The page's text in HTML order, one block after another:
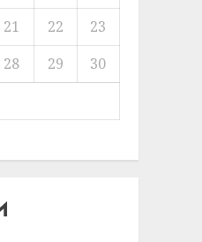
21 22
23
28 29
30